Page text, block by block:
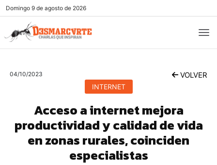
Domingo 9 de agosto de 2026
04/10/2023 VOLVER
INTERNET
Acceso a internet mejora
productividad y calidad de vida
en zonas rurales, coinciden
especialistas